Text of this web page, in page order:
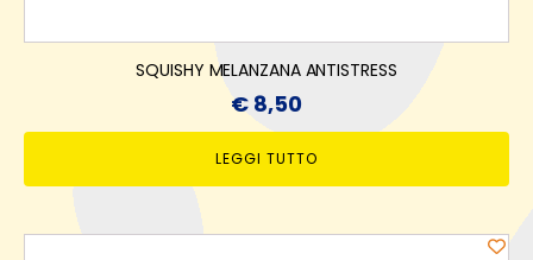
SQUISHY MELANZANA ANTISTRESS
€ 8,50
LEGGI TUTTO